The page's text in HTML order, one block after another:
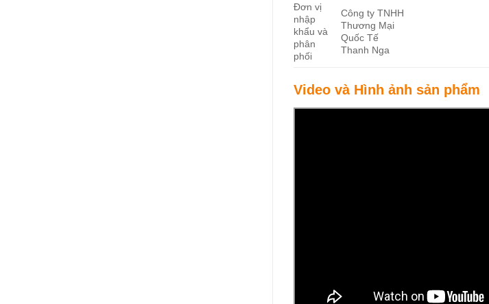
Đơn vị
nhập
khẩu và
phân
phối
Công ty TNHH
Thương Mại
Quốc Tế
Thanh Nga
Video và Hình ảnh sản phẩm